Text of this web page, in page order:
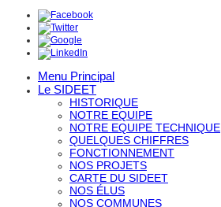
Menu Principal
Le SIDEET
HISTORIQUE
NOTRE EQUIPE
NOTRE EQUIPE TECHNIQUE
QUELQUES CHIFFRES
FONCTIONNEMENT
NOS PROJETS
CARTE DU SIDEET
NOS ÉLUS
NOS COMMUNES